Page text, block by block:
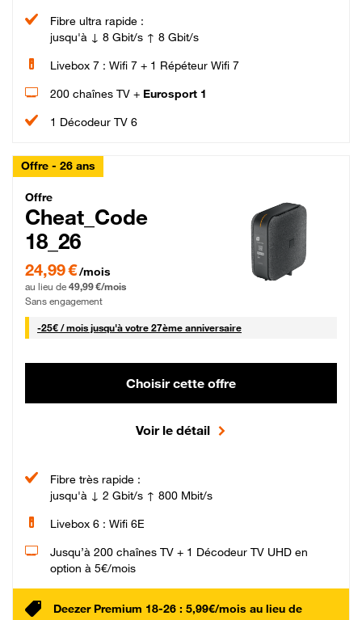
Fibre ultra rapide :
jusqu'à ↓ 8 Gbit/s ↑ 8 Gbit/s
Livebox 7 : Wifi 7 + 1 Répéteur Wifi 7
200 chaînes TV + Eurosport 1
1 Décodeur TV 6
Offre - 26 ans
Cheat_Code Fibre_18_26
Offre
Cheat_Code
18_26
24,99 € par mois pendant 0 mois puis 49,99 € par mois, Sans engagement
24,99 €/mois
au lieu de 49,99 €/mois
Sans engagement
-25€ / mois25 € par mois
jusqu'à votre 27ème anniversaire
Choisir cette offre
Voir le détail
Fibre très rapide :
jusqu'à ↓ 2 Gbit/s ↑ 800 Mbit/s
Livebox 6 : Wifi 6E
Jusqu’à 200 chaînes TV + 1 Décodeur TV UHD en
option à 5€/mois
Deezer Premium 18-26 : 5,99€/mois au lieu de